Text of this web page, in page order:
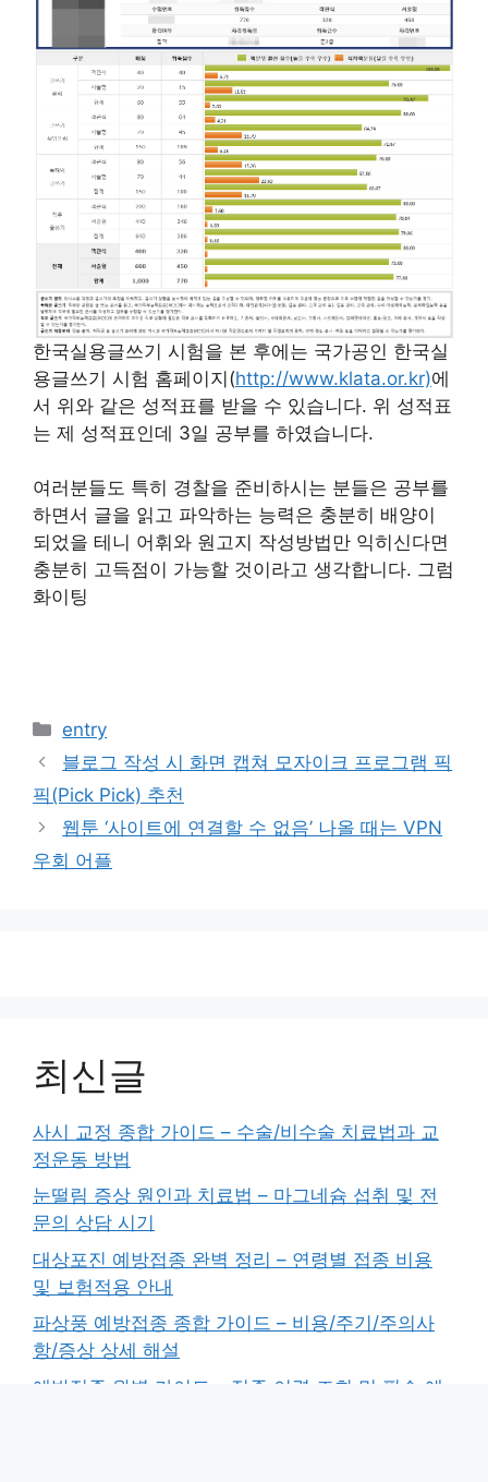
한국실용글쓰기 시험을 본 후에는 국가공인 한국실
용글쓰기 시험 홈페이지(http://www.klata.or.kr)에
서 위와 같은 성적표를 받을 수 있습니다. 위 성적표
는 제 성적표인데 3일 공부를 하였습니다.
여러분들도 특히 경찰을 준비하시는 분들은 공부를
하면서 글을 읽고 파악하는 능력은 충분히 배양이
되었을 테니 어휘와 원고지 작성방법만 익히신다면
충분히 고득점이 가능할 것이라고 생각합니다. 그럼
화이팅
카
테
리
entry
블로그 작성 시 화면 캡쳐 모자이크 프로그램 픽
픽(Pick Pick) 추천
웹툰 ‘사이트에 연결할 수 없음’ 나올 때는 VPN
우회 어플
최신글
사시 교정 종합 가이드 – 수술/비수술 치료법과 교
정운동 방법
눈떨림 증상 원인과 치료법 – 마그네슘 섭취 및 전
문의 상담 시기
대상포진 예방접종 완벽 정리 – 연령별 접종 비용
및 보험적용 안내
파상풍 예방접종 종합 가이드 – 비용/주기/주의사
항/증상 상세 해설
예방접종 완벽 가이드 – 접종 이력 조회 및 필수 예